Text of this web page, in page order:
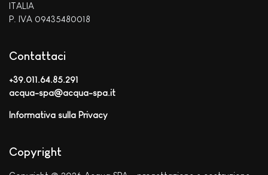
ITALIA
P. IVA 09435480018
Contattaci
+39.011.64.85.291
acqua-spa@acqua-spa.it
Informativa sulla Privacy
Copyright